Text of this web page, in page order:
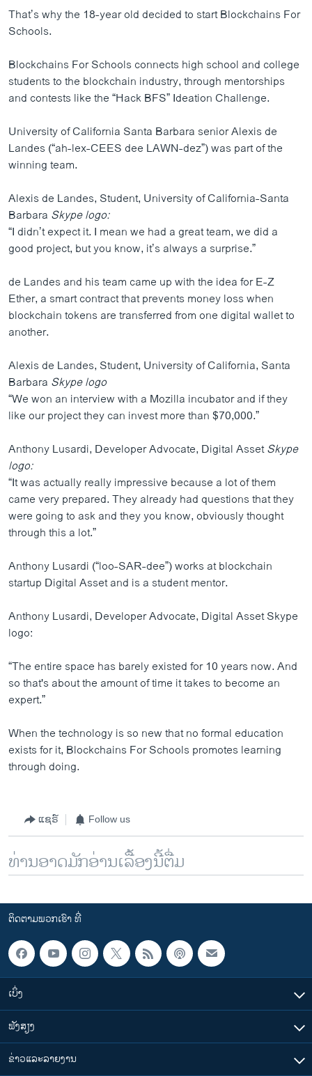
That’s why the 18-year old decided to start Blockchains For
Schools.
Blockchains For Schools connects high school and college
students to the blockchain industry, through mentorships
and contests like the “Hack BFS” Ideation Challenge.
University of California Santa Barbara senior Alexis de
Landes (“ah-lex-CEES dee LAWN-dez”) was part of the
winning team.
Alexis de Landes, Student, University of California-Santa
Barbara Skype logo:
“I didn’t expect it. I mean we had a great team, we did a
good project, but you know, it’s always a surprise.”
de Landes and his team came up with the idea for E-Z
Ether, a smart contract that prevents money loss when
blockchain tokens are transferred from one digital wallet to
another.
Alexis de Landes, Student, University of California, Santa
Barbara Skype logo
“We won an interview with a Mozilla incubator and if they
like our project they can invest more than $70,000.”
Anthony Lusardi, Developer Advocate, Digital AssetSkype
logo:
“It was actually really impressive because a lot of them
came very prepared. They already had questions that they
were going to ask and they you know, obviously thought
through this a lot.”
Anthony Lusardi (“loo-SAR-dee”) works at blockchain
startup Digital Asset and is a student mentor.
Anthony Lusardi, Developer Advocate, Digital Asset Skype
logo:
“The entire space has barely existed for 10 years now. And
so that's about the amount of time it takes to become an
expert.”
When the technology is so new that no formal education
exists for it, Blockchains For Schools promotes learning
through doing.
ແຊຣ໌ Follow us
ທ່ານອາດມັກອ່ານເລື້ອງນີ້ຕື່ມ
ຕິດຕາມພວກເຮົາ ທີ່
ເບິ່ງ
ຟັງສຽງ
ຂ່າວແລະລາຍງານ